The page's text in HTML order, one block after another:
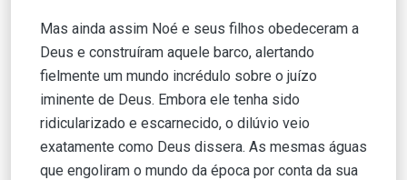
Mas ainda assim Noé e seus filhos obedeceram a
Deus e construíram aquele barco, alertando
fielmente um mundo incrédulo sobre o juízo
iminente de Deus. Embora ele tenha sido
ridicularizado e escarnecido, o dilúvio veio
exatamente como Deus dissera. As mesmas águas
que engoliram o mundo da época por conta da sua